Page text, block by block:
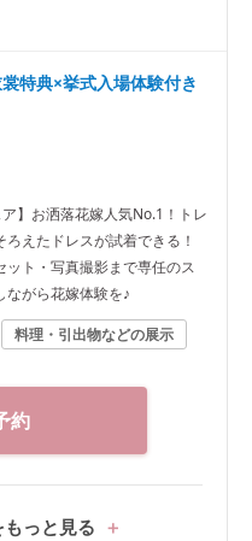
特典×挙式入場体験付き
】お洒落花嫁人気No.1！トレ
えたドレスが試着できる！
ット・写真撮影まで専任のス
ながら花嫁体験を♪
料理・引出物などの展示
約
っと見る